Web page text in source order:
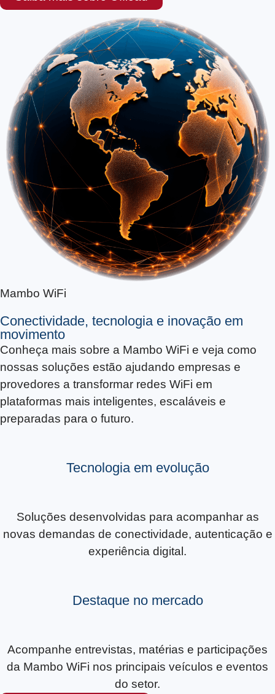
Mambo WiFi
Conectividade, tecnologia e inovação em
movimento
Conheça mais sobre a Mambo WiFi e veja como
nossas soluções estão ajudando empresas e
provedores a transformar redes WiFi em
plataformas mais inteligentes, escaláveis e
preparadas para o futuro.
Tecnologia em evolução
Soluções desenvolvidas para acompanhar as
novas demandas de conectividade, autenticação e
experiência digital.
Destaque no mercado
Acompanhe entrevistas, matérias e participações
da Mambo WiFi nos principais veículos e eventos
do setor.